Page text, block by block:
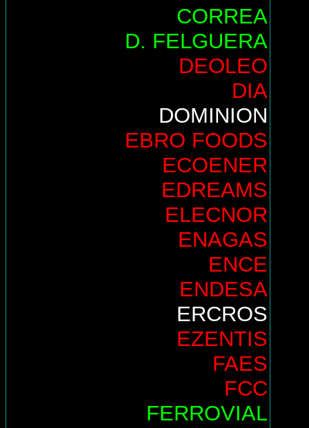
CORREA
D. FELGUERA
DEOLEO
DIA
DOMINION
EBRO FOODS
ECOENER
EDREAMS
ELECNOR
ENAGAS
ENCE
ENDESA
ERCROS
EZENTIS
FAES
FCC
FERROVIAL